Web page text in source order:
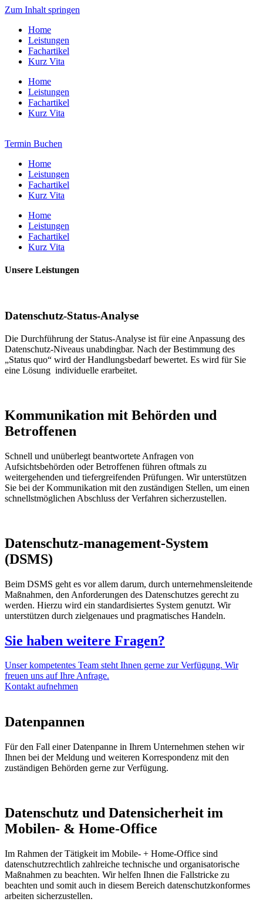
Zum Inhalt springen
Home
Leistungen
Fachartikel
Kurz Vita
Home
Leistungen
Fachartikel
Kurz Vita
Termin Buchen
Home
Leistungen
Fachartikel
Kurz Vita
Home
Leistungen
Fachartikel
Kurz Vita
Unsere Leistungen
Datenschutz-Status-Analyse
Die Durchführung der Status-Analyse ist für eine Anpassung des
Datenschutz-Niveaus unabdingbar. Nach der Bestimmung des
„Status quo“ wird der Handlungsbedarf bewertet. Es wird für Sie
eine Lösung individuelle erarbeitet.
Kommunikation mit Behörden und
Betroffenen
Schnell und unüberlegt beantwortete Anfragen von
Aufsichtsbehörden oder Betroffenen führen oftmals zu
weitergehenden und tiefergreifenden Prüfungen. Wir unterstützen
Sie bei der Kommunikation mit den zuständigen Stellen, um einen
schnellstmöglichen Abschluss der Verfahren sicherzustellen.
Datenschutz-management-System
(DSMS)
Beim DSMS geht es vor allem darum, durch unternehmensleitende
Maßnahmen, den Anforderungen des Datenschutzes gerecht zu
werden. Hierzu wird ein standardisiertes System genutzt. Wir
unterstützen durch zielgenaues und pragmatisches Handeln.
Sie haben weitere Fragen?
Unser kompetentes Team steht Ihnen gerne zur Verfügung. Wir
freuen uns auf Ihre Anfrage.
Kontakt aufnehmen
Datenpannen
Für den Fall einer Datenpanne in Ihrem Unternehmen stehen wir
Ihnen bei der Meldung und weiteren Korrespondenz mit den
zuständigen Behörden gerne zur Verfügung.
Datenschutz und Datensicherheit im
Mobilen- & Home-Office
Im Rahmen der Tätigkeit im Mobile- + Home-Office sind
datenschutzrechtlich zahlreiche technische und organisatorische
Maßnahmen zu beachten. Wir helfen Ihnen die Fallstricke zu
beachten und somit auch in diesem Bereich datenschutzkonformes
arbeiten sicherzustellen.